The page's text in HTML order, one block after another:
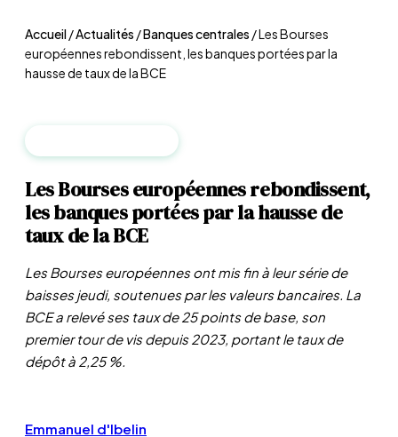
Accueil/Actualités /Banques centrales /Les Bourses
européennes rebondissent, les banques portées par la
hausse de taux de la BCE
Les Bourses européennes rebondissent,
les banques portées par la hausse de
taux de la BCE
Les Bourses européennes ont mis fin à leur série de
baisses jeudi, soutenues par les valeurs bancaires. La
BCE a relevé ses taux de 25 points de base, son
premier tour de vis depuis 2023, portant le taux de
dépôt à 2,25 %.
Emmanuel d'Ibelin